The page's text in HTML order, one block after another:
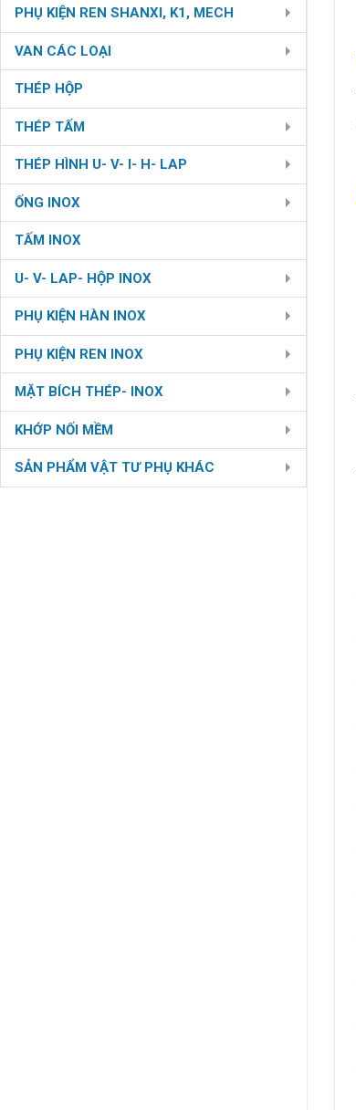
PHỤ KIỆN REN SHANXI, K1, MECH
VAN CÁC LOẠI
THÉP HỘP
THÉP TẤM
THÉP HÌNH U- V- I- H- LAP
ỐNG INOX
TẤM INOX
U- V- LAP- HỘP INOX
PHỤ KIỆN HÀN INOX
PHỤ KIỆN REN INOX
MẶT BÍCH THÉP- INOX
KHỚP NỐI MỀM
SẢN PHẨM VẬT TƯ PHỤ KHÁC